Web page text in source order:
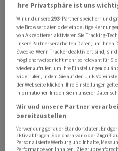
Bally leidet unter der Krise im
traditionsreiche
Produktion in der Schweiz ein
in den kommenden Wochen
Produktionsmitarbeitenden
werden. Die Kündigung
Damit geht eine Ära zu
nur noch in Italien, Portugal
Das Schweizer Unternehmen
den Rotstift an. Die vier
und Lausanne werden
Ihre Privatsphäre ist uns
Wir und unsere 293-Partner speichern und
wie Browserdaten oder eindeutige
von Akzeptieren aktivieren Sie Tracking-
unsere Partner verarbeiten Daten, um Ihnen
Zwecke. Wenn Tracker deaktiviert sind,
möglicherweise nicht mehr so relevant für
wieder aufrufen, um Ihre Einstellungen zu
widerrufen, indem Sie auf den Link
der Webseite klicken. Ihre Einstellungen
Informationen finden Sie in unserer
Wir und unsere Partner
bereitzustellen:
Verwendung genauer Standortdaten.
aktiv abfragen. Speichern von oder Zugriff
Personalisierte Werbung und Inhalte,
Performance von Inhalten,